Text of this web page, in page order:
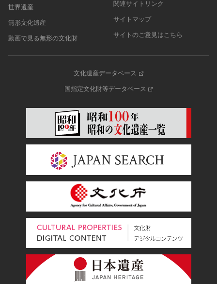
世界遺産
無形文化遺産
動画で見る無形の文化財
関連サイトリンク
サイトマップ
サイトのご意見はこちら
文化遺産データベース
国指定文化財等データベース